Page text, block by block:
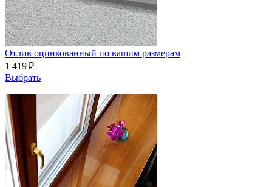
Отлив оцинкованный по вашим размерам
1 419 ₽
Выбрать